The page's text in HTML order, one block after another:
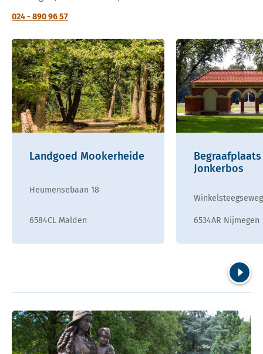
024 - 890 96 57
Landgoed Mookerheide
Heumensebaan 18
6584CL Malden
Begraafplaats
Jonkerbos
6534AR Nijmegen